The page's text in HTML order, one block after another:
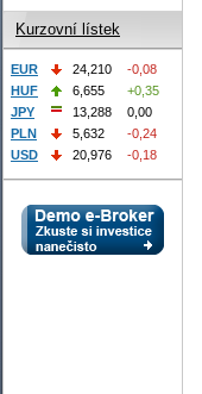
Kurzovní lístek
EUR 24,210
-0,08
HUF
6,655
+0,35
JPY
13,288
0,00
PLN
5,632
-0,24
USD
20,976 -0,18